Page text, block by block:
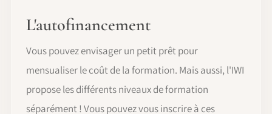
L'autofinancement
Vous pouvez envisager un petit prêt pour
mensualiser le coût de la formation. Mais aussi, l'IWI
propose les différents niveaux de formation
séparément ! Vous pouvez vous inscrire à ces